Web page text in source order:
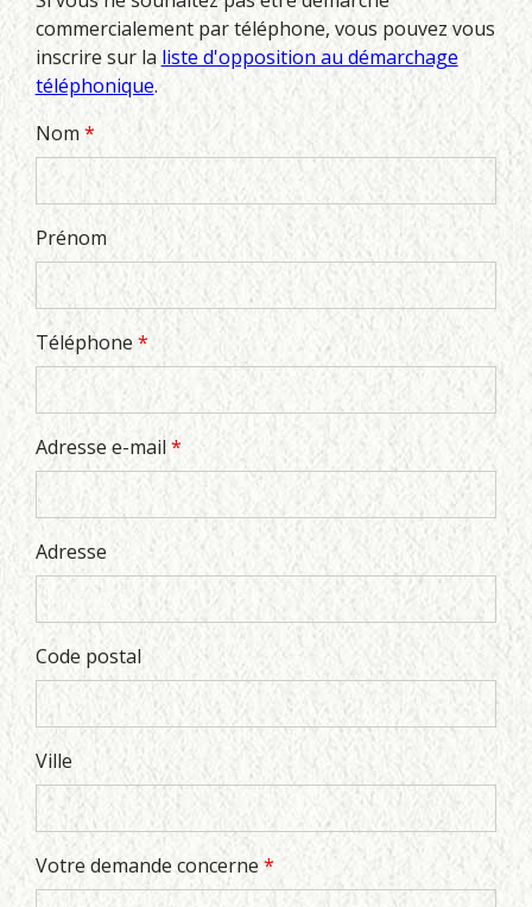
commercialement par téléphone, vous pouvez vous
inscrire sur la liste d'opposition au démarchage
téléphonique.
Nom *
Prénom
Téléphone *
Adresse e-mail*
Adresse
Code postal
Ville
Votre demande concerne*